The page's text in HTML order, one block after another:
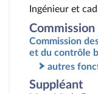
Ingénieur et
Commission
Commission
et du contrôle
autres
Suppléant